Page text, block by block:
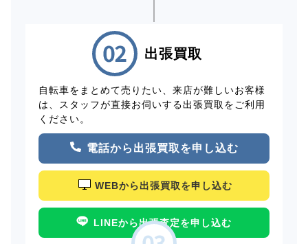
出張買取
自転車をまとめて売りたい、来店が難しいお客様
は、スタッフが直接お伺いする出張買取をご利用
ください。
電話から出張買取を申し込む
WEBから出張買取を申し込む
LINEから出張査定を申し込む